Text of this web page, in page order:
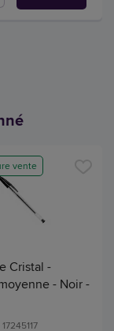
vente
Cristal -
- Noir -